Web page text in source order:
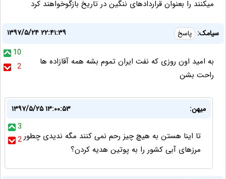
میکنند را بعنوان قراردادهای ننگین در تاریخ بازگوخواهند کرد
سیامک: پاسخ
۱۳۹۷/۵/۲۴ ۲۲:۴۱:۳۹
10
2
به امید اون روزی که نفت ایران تموم بشه همه آقازاده ها
راحت بشن
میهن:
۱۳۹۷/۵/۲۵ ۱۳:۰۰:۵۳
3
2تا اینا هستن به هیچ چیز رحم نمی کنند مگه ندیدی چطور
مرزهای آبی کشور را به پوتین هدیه کردن؟